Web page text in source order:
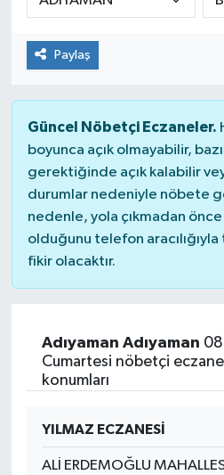
Paylaş
Güncel Nöbetçi Eczaneler.
boyunca açık olmayabilir,
gerektiğinde açık kalabilir
durumlar nedeniyle nöbete
nedenle, yola çıkmadan
olduğunu telefon
fikir olacaktır.
Adıyaman Adıyaman
Cumartesi nöbetçi
konumları
YILMAZ ECZANESİ
ALİ ERDEMOĞLU